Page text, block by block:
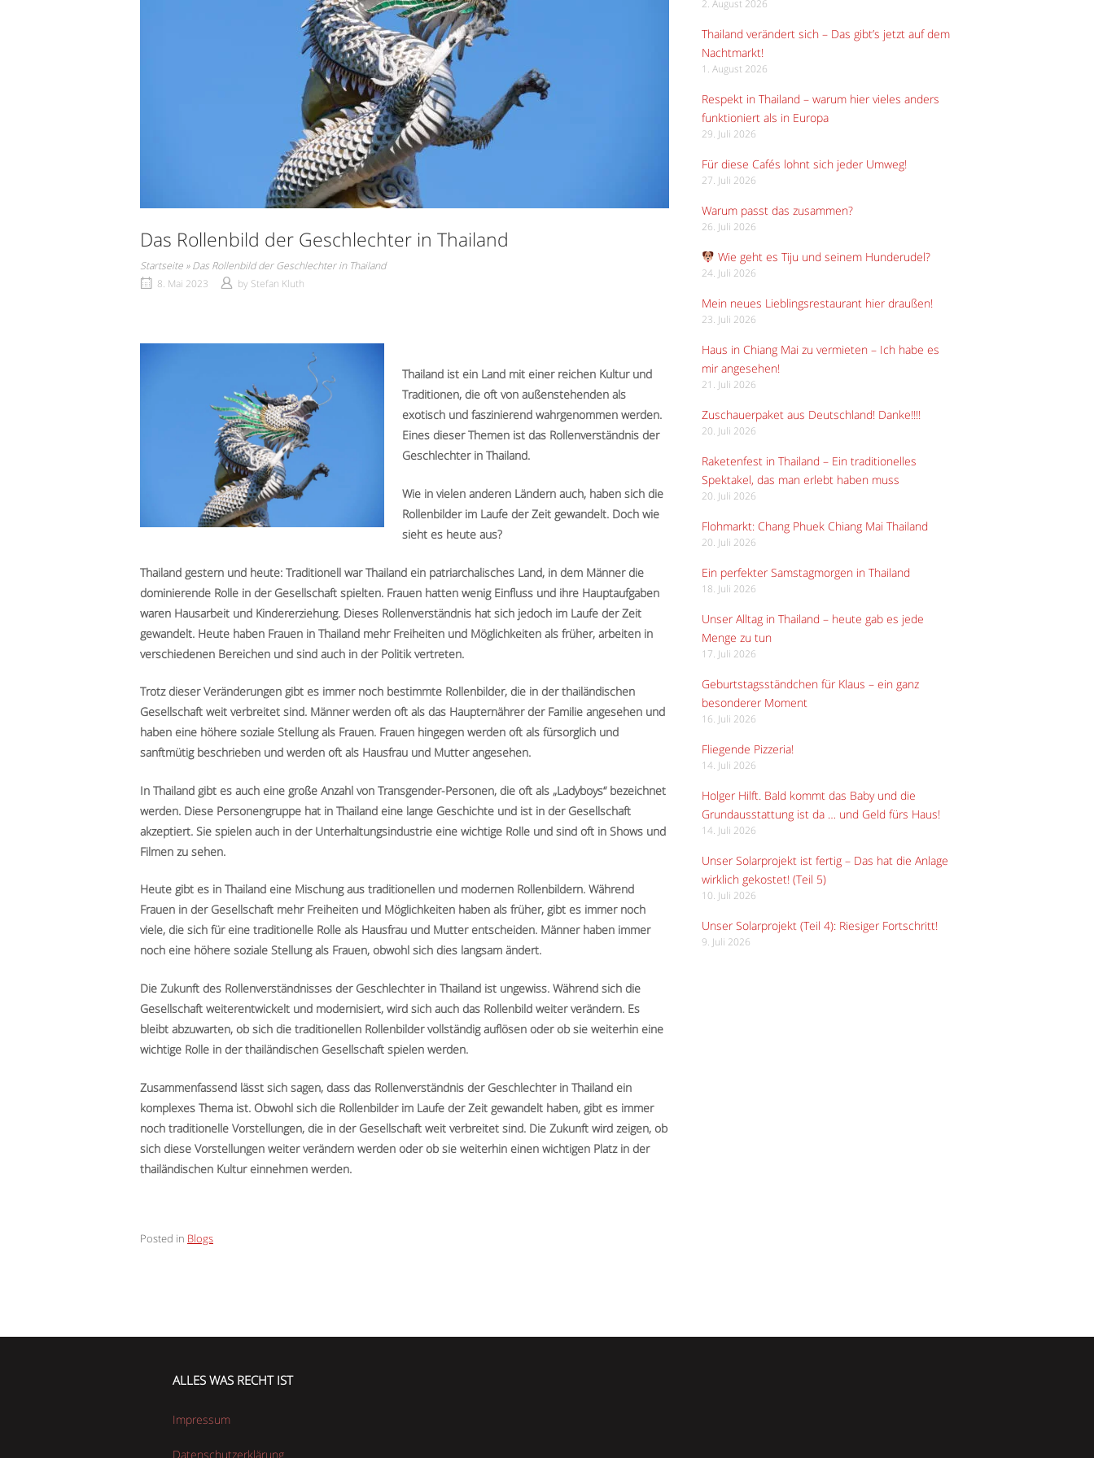
Das Rollenbild der Geschlechter in Thailand
Startseite »Das Rollenbild der Geschlechter in Thailand
8. Mai 2023
by Stefan Kluth
Thailand ist ein Land mit einer reichen Kultur und
Traditionen, die oft von außenstehenden als
exotisch und faszinierend wahrgenommen werden.
Eines dieser Themen ist das Rollenverständnis der
Geschlechter in Thailand.
Wie in vielen anderen Ländern auch, haben sich die
Rollenbilder im Laufe der Zeit gewandelt. Doch wie
sieht es heute aus?
Thailand gestern und heute: Traditionell war Thailand ein patriarchalisches Land, in dem Männer die
dominierende Rolle in der Gesellschaft spielten. Frauen hatten wenig Einfluss und ihre Hauptaufgaben
waren Hausarbeit und Kindererziehung. Dieses Rollenverständnis hat sich jedoch im Laufe der Zeit
gewandelt. Heute haben Frauen in Thailand mehr Freiheiten und Möglichkeiten als früher, arbeiten in
verschiedenen Bereichen und sind auch in der Politik vertreten.
Trotz dieser Veränderungen gibt es immer noch bestimmte Rollenbilder, die in der thailändischen
Gesellschaft weit verbreitet sind. Männer werden oft als das Haupternährer der Familie angesehen und
haben eine höhere soziale Stellung als Frauen. Frauen hingegen werden oft als fürsorglich und
sanftmütig beschrieben und werden oft als Hausfrau und Mutter angesehen.
In Thailand gibt es auch eine große Anzahl von Transgender-Personen, die oft als „Ladyboys“ bezeichnet
werden. Diese Personengruppe hat in Thailand eine lange Geschichte und ist in der Gesellschaft
akzeptiert. Sie spielen auch in der Unterhaltungsindustrie eine wichtige Rolle und sind oft in Shows und
Filmen zu sehen.
Heute gibt es in Thailand eine Mischung aus traditionellen und modernen Rollenbildern. Während
Frauen in der Gesellschaft mehr Freiheiten und Möglichkeiten haben als früher, gibt es immer noch
viele, die sich für eine traditionelle Rolle als Hausfrau und Mutter entscheiden. Männer haben immer
noch eine höhere soziale Stellung als Frauen, obwohl sich dies langsam ändert.
Die Zukunft des Rollenverständnisses der Geschlechter in Thailand ist ungewiss. Während sich die
Gesellschaft weiterentwickelt und modernisiert, wird sich auch das Rollenbild weiter verändern. Es
bleibt abzuwarten, ob sich die traditionellen Rollenbilder vollständig auflösen oder ob sie weiterhin eine
wichtige Rolle in der thailändischen Gesellschaft spielen werden.
Zusammenfassend lässt sich sagen, dass das Rollenverständnis der Geschlechter in Thailand ein
komplexes Thema ist. Obwohl sich die Rollenbilder im Laufe der Zeit gewandelt haben, gibt es immer
noch traditionelle Vorstellungen, die in der Gesellschaft weit verbreitet sind. Die Zukunft wird zeigen, ob
sich diese Vorstellungen weiter verändern werden oder ob sie weiterhin einen wichtigen Platz in der
thailändischen Kultur einnehmen werden.
Posted in Blogs
2. August 2026
Thailand verändert sich – Das gibt’s jetzt auf dem
Nachtmarkt!
1. August 2026
Respekt in Thailand – warum hier vieles anders
funktioniert als in Europa
29. Juli 2026
Für diese Cafés lohnt sich jeder Umweg!
27. Juli 2026
Warum passt das zusammen?
26. Juli 2026
Wie geht es Tiju und seinem Hunderudel?
24. Juli 2026
Mein neues Lieblingsrestaurant hier draußen!
23. Juli 2026
Haus in Chiang Mai zu vermieten – Ich habe es
mir angesehen!
21. Juli 2026
Zuschauerpaket aus Deutschland! Danke!!!!
20. Juli 2026
Raketenfest in Thailand – Ein traditionelles
Spektakel, das man erlebt haben muss
20. Juli 2026
Flohmarkt: Chang Phuek Chiang Mai Thailand
20. Juli 2026
Ein perfekter Samstagmorgen in Thailand
18. Juli 2026
Unser Alltag in Thailand – heute gab es jede
Menge zu tun
17. Juli 2026
Geburtstagsständchen für Klaus – ein ganz
besonderer Moment
16. Juli 2026
Fliegende Pizzeria!
14. Juli 2026
Holger Hilft. Bald kommt das Baby und die
Grundausstattung ist da … und Geld fürs Haus!
14. Juli 2026
Unser Solarprojekt ist fertig – Das hat die Anlage
wirklich gekostet! (Teil 5)
10. Juli 2026
Unser Solarprojekt (Teil 4): Riesiger Fortschritt!
9. Juli 2026
ALLES WAS RECHT IST
Impressum
Datenschutzerklärung